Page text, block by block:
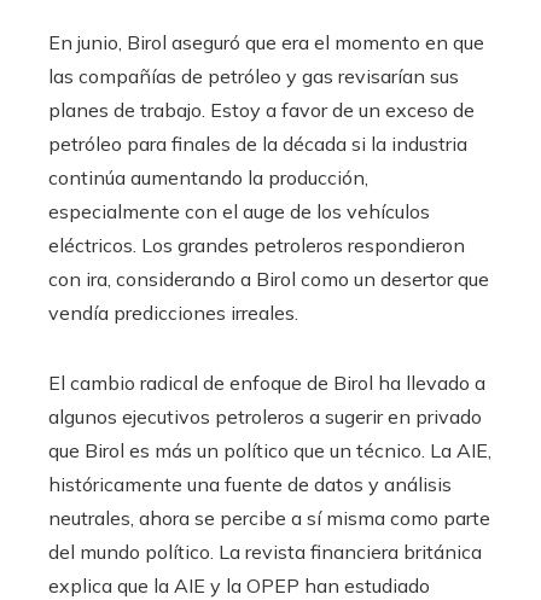
En junio, Birol aseguró que era el momento en que
las compañías de petróleo y gas revisarían sus
planes de trabajo. Estoy a favor de un exceso de
petróleo para finales de la década si la industria
continúa aumentando la producción,
especialmente con el auge de los vehículos
eléctricos. Los grandes petroleros respondieron
con ira, considerando a Birol como un desertor que
vendía predicciones irreales.
El cambio radical de enfoque de Birol ha llevado a
algunos ejecutivos petroleros a sugerir en privado
que Birol es más un político que un técnico. La AIE,
históricamente una fuente de datos y análisis
neutrales, ahora se percibe a sí misma como parte
del mundo político. La revista financiera británica
explica que la AIE y la OPEP han estudiado